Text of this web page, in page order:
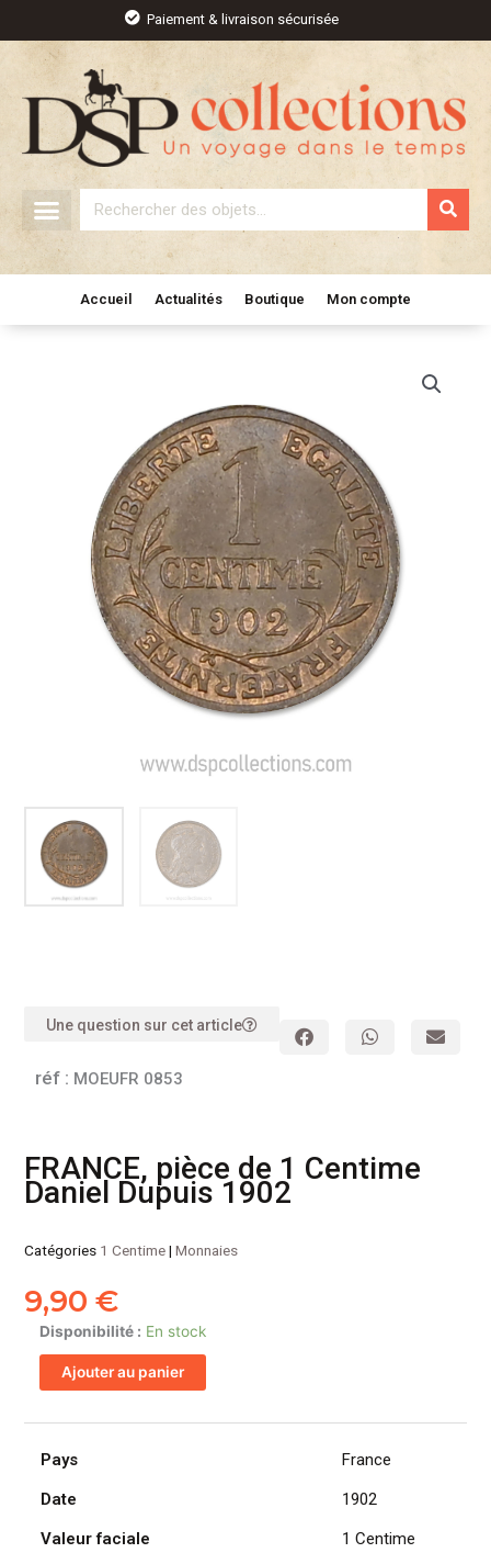
contenu
Paiement & livraison sécurisée
Rechercher
Accueil Actualités Boutique Mon compte
Une question sur cet article
réf : MOEUFR 0853
FRANCE, pièce de 1 Centime
Daniel Dupuis 1902
Catégories 1 Centime|Monnaies
9,90€
Disponibilité : En stock
quantité
de
FRANCE,
de
Daniel
1902
Ajouter au panier
Pays
France
Date
1902
Valeur faciale
1 Centime